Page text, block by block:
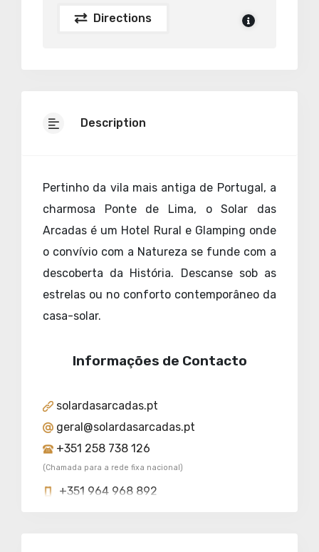
Directions
Description
Pertinho da vila mais antiga de Portugal, a
charmosa Ponte de Lima, o Solar das
Arcadas é um Hotel Rural e Glamping onde
o convívio com a Natureza se funde com a
descoberta da História. Descanse sob as
estrelas ou no conforto contemporâneo da
casa-solar.
Informações de Contacto
solardasarcadas.pt
geral@solardasarcadas.pt
+351 258 738 126
(Chamada para a rede fixa nacional)
+351 964 968 892